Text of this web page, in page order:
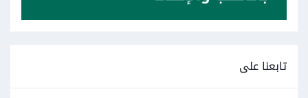
تابعنا على